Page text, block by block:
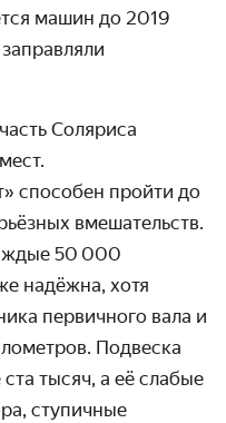
машин до 2019
Соляриса
способен пройти до
вмешательств.
50 000
надёжна, хотя
первичного вала и
Подвеска
тысяч, а её слабые
ступичные